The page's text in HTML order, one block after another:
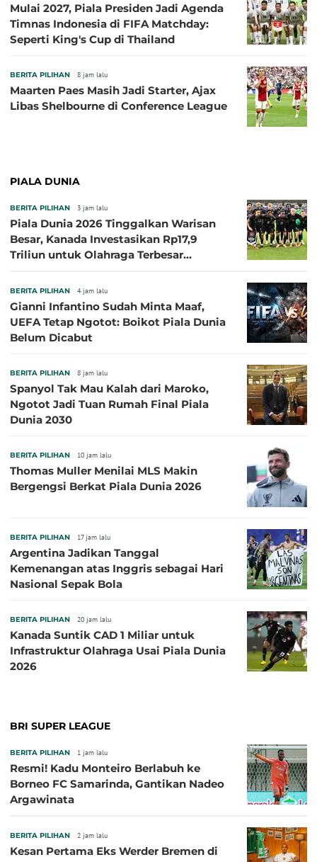
Mulai 2027, Piala Presiden Jadi Agenda
Timnas Indonesia di FIFA Matchday:
Seperti King's Cup di Thailand
BERITA PILIHAN 8 jam lalu
Maarten Paes Masih Jadi Starter, Ajax
Libas Shelbourne di Conference League
PIALA DUNIA
BERITA PILIHAN 3 jam lalu
Piala Dunia 2026 Tinggalkan Warisan
Besar, Kanada Investasikan Rp17,9
Triliun untuk Olahraga Terbesar
BERITA PILIHAN 4 jam lalu
Gianni Infantino Sudah Minta Maaf,
UEFA Tetap Ngotot: Boikot Piala Dunia
Belum Dicabut
BERITA PILIHAN 8 jam lalu
Spanyol Tak Mau Kalah dari Maroko,
Ngotot Jadi Tuan Rumah Final Piala
Dunia 2030
BERITA PILIHAN 10 jam lalu
Thomas Muller Menilai MLS Makin
Bergengsi Berkat Piala Dunia 2026
BERITA PILIHAN 17 jam lalu
Argentina Jadikan Tanggal
Kemenangan atas Inggris sebagai Hari
Nasional Sepak Bola
BERITA PILIHAN 20 jam lalu
Kanada Suntik CAD 1 Miliar untuk
Infrastruktur Olahraga Usai Piala Dunia
2026
BRI SUPER LEAGUE
BERITA PILIHAN 1 jam lalu
Resmi! Kadu Monteiro Berlabuh ke
Borneo FC Samarinda, Gantikan Nadeo
Argawinata
BERITA PILIHAN 2 jam lalu
Kesan Pertama Eks Werder Bremen di